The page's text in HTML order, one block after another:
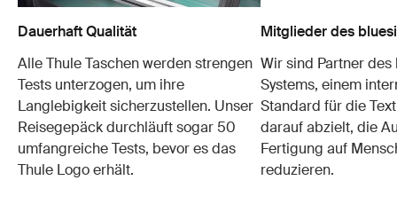
Dauerhaft Qualität
Alle Thule Taschen werden strengen
Tests unterzogen, um ihre
Langlebigkeit sicherzustellen. Unser
Reisegepäck durchläuft sogar 50
umfangreiche Tests, bevor es das
Thule Logo erhält.
Mitglieder des
Wir sind Partner
Systems, einem
Standard für die
darauf abzielt, die
Fertigung auf
reduzieren.